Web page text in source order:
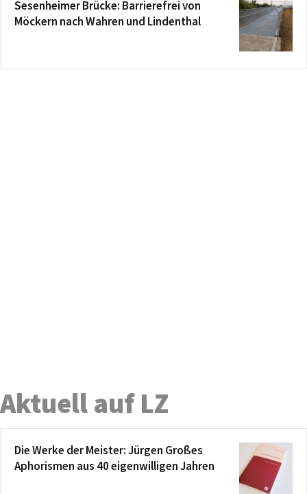
Sesenheimer Brücke: Barrierefrei von
Möckern nach Wahren und Lindenthal
Aktuell auf LZ
Die Werke der Meister: Jürgen Großes
Aphorismen aus 40 eigenwilligen Jahren